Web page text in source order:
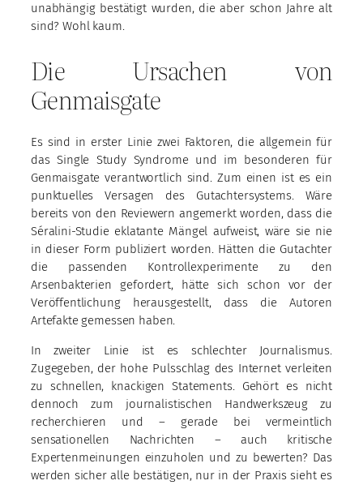
unabhängig bestätigt wurden, die aber schon Jahre alt
sind? Wohl kaum.
Die Ursachen von
Genmaisgate
Es sind in erster Linie zwei Faktoren, die allgemein für
das Single Study Syndrome und im besonderen für
Genmaisgate verantwortlich sind. Zum einen ist es ein
punktuelles Versagen des Gutachtersystems. Wäre
bereits von den Reviewern angemerkt worden, dass die
Séralini-Studie eklatante Mängel aufweist, wäre sie nie
in dieser Form publiziert worden. Hätten die Gutachter
die passenden Kontrollexperimente zu den
Arsenbakterien gefordert, hätte sich schon vor der
Veröffentlichung herausgestellt, dass die Autoren
Artefakte gemessen haben.
In zweiter Linie ist es schlechter Journalismus.
Zugegeben, der hohe Pulsschlag des Internet verleiten
zu schnellen, knackigen Statements. Gehört es nicht
dennoch zum journalistischen Handwerkszeug zu
recherchieren und – gerade bei vermeintlich
sensationellen Nachrichten – auch kritische
Expertenmeinungen einzuholen und zu bewerten? Das
werden sicher alle bestätigen, nur in der Praxis sieht es